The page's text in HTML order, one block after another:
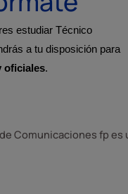
estudiar Técnico
a tu disposición para
oficiales.
Comunicaciones fp